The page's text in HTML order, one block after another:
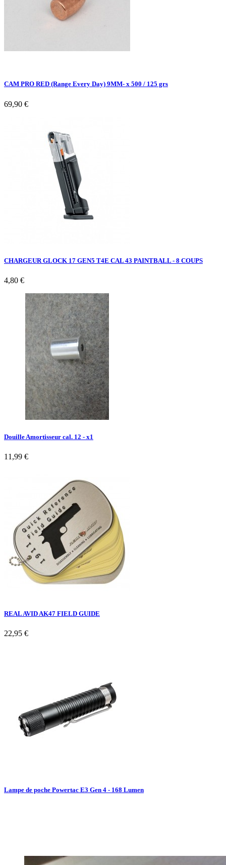
CAM PRO RED (Range Every Day) 9MM- x 500 / 125 grs
69,90 €
CHARGEUR GLOCK 17 GEN5 T4E CAL 43 PAINTBALL - 8 COUPS
4,80 €
Douille Amortisseur cal. 12 - x1
11,99 €
REAL AVID AK47 FIELD GUIDE
22,95 €
Lampe de poche Powertac E3 Gen 4 - 168 Lumen